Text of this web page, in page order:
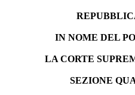
IN NOME DEL
LA CORTE
SEZIONE